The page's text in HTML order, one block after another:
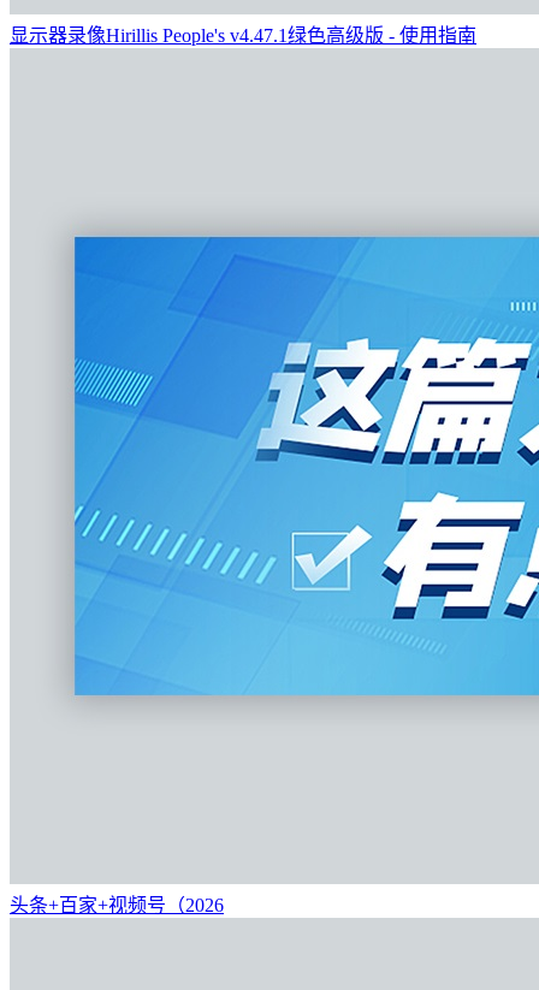
显示器录像Hirillis People's v4.47.1绿色高级版 - 使用指南
头条+百家+视频号（2026